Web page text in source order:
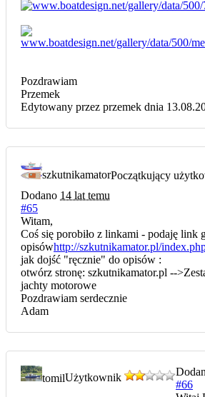
Pozdrawiam
Przemek
Edytowany przez przemek dnia
szkutnikamatorPoczątkujący
Dodano 14 lat temu
#65
Witam,
Coś się porobiło z linkami - podaję link
opisówhttp://szkutnikamator.pl/
jak dojść "ręcznie" do opisów :
otwórz stronę: szkutnikamator.pl --
jachty motorowe
Pozdrawiam serdecznie
Adam
tomilUżytkownik
#66